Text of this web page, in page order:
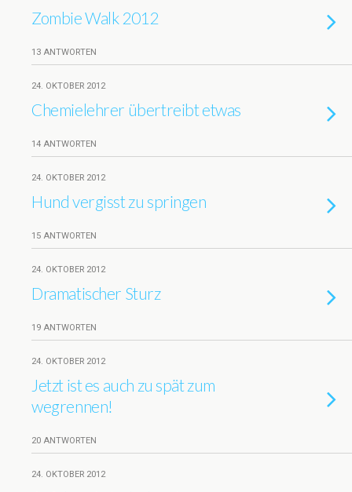
Zombie Walk 2012
13 ANTWORTEN
24. OKTOBER 2012
Chemielehrer übertreibt etwas
14 ANTWORTEN
24. OKTOBER 2012
Hund vergisst zu springen
15 ANTWORTEN
24. OKTOBER 2012
Dramatischer Sturz
19 ANTWORTEN
24. OKTOBER 2012
Jetzt ist es auch zu spät zum
wegrennen!
20 ANTWORTEN
24. OKTOBER 2012